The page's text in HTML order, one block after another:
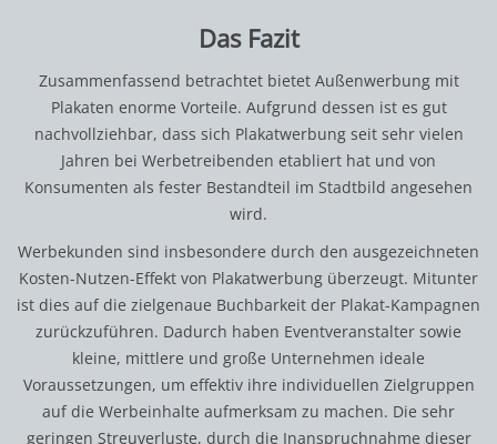
Das Fazit
Zusammenfassend betrachtet bietet Außenwerbung mit
Plakaten enorme Vorteile. Aufgrund dessen ist es gut
nachvollziehbar, dass sich Plakatwerbung seit sehr vielen
Jahren bei Werbetreibenden etabliert hat und von
Konsumenten als fester Bestandteil im Stadtbild angesehen
wird.
Werbekunden sind insbesondere durch den ausgezeichneten
Kosten-Nutzen-Effekt von Plakatwerbung überzeugt. Mitunter
ist dies auf die zielgenaue Buchbarkeit der Plakat-Kampagnen
zurückzuführen. Dadurch haben Eventveranstalter sowie
kleine, mittlere und große Unternehmen ideale
Voraussetzungen, um effektiv ihre individuellen Zielgruppen
auf die Werbeinhalte aufmerksam zu machen. Die sehr
geringen Streuverluste, durch die Inanspruchnahme dieser